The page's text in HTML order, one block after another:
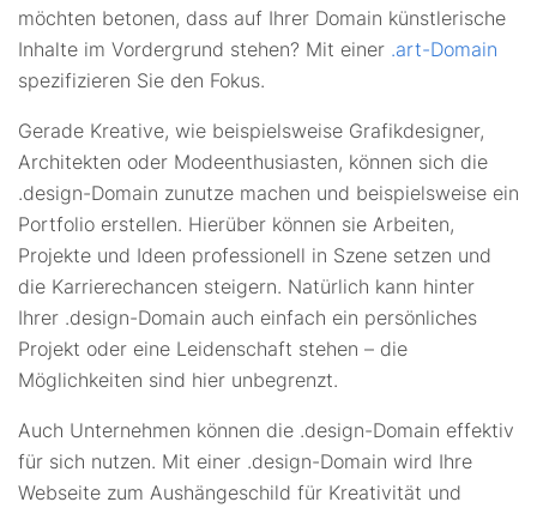
möchten betonen, dass auf Ihrer Domain künstlerische
Inhalte im Vordergrund stehen? Mit einer .art-Domain
spezifizieren Sie den Fokus.
Gerade Kreative, wie beispielsweise Grafikdesigner,
Architekten oder Modeenthusiasten, können sich die
.design-Domain zunutze machen und beispielsweise ein
Portfolio erstellen. Hierüber können sie Arbeiten,
Projekte und Ideen professionell in Szene setzen und
die Karrierechancen steigern. Natürlich kann hinter
Ihrer .design-Domain auch einfach ein persönliches
Projekt oder eine Leidenschaft stehen – die
Möglichkeiten sind hier unbegrenzt.
Auch Unternehmen können die .design-Domain effektiv
für sich nutzen. Mit einer .design-Domain wird Ihre
Webseite zum Aushängeschild für Kreativität und